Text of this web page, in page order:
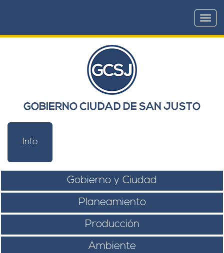
GOBIERNO CIUDAD DE SAN JUSTO
Info
Gobierno y Ciudad
Planeamiento
Producción
Ambiente